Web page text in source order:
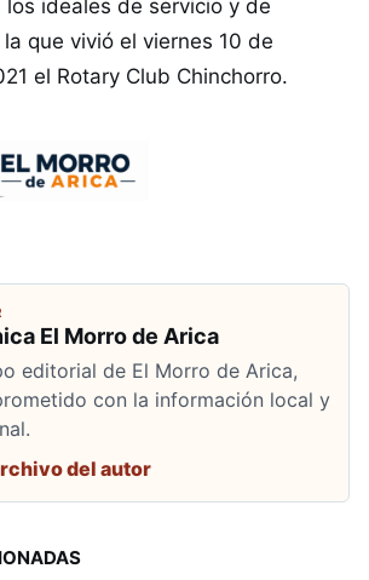
los ideales de servicio y de
que vivió el viernes 10 de
el Rotary Club Chinchorro.
El Morro de Arica
editorial de El Morro de Arica,
con la información local y
del autor